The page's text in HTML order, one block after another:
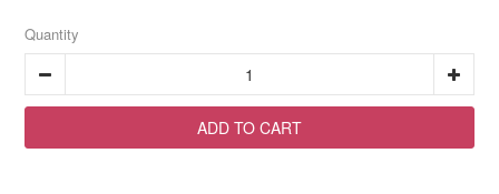
Quantity
ADD TO CART